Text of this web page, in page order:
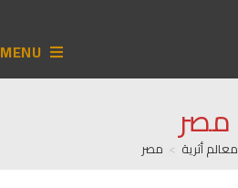
MENU
مصر
معالم أثرية > مصر